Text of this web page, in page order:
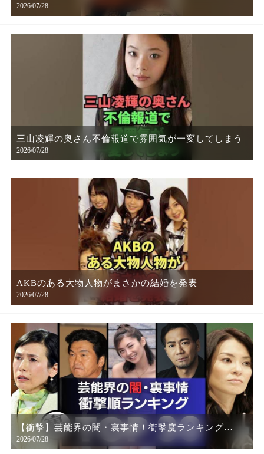
2026/07/28
三山凌輝の奥さん不倫報道で雰囲気が一変してしまう
2026/07/28
AKBのある大物人物がまさかの結婚を発表
2026/07/28
【衝撃】芸能界の闇・裏事情！衝撃度ランキング
TOP30 芸能界に蔓延る真っ黒な部分とは…。
2026/07/28